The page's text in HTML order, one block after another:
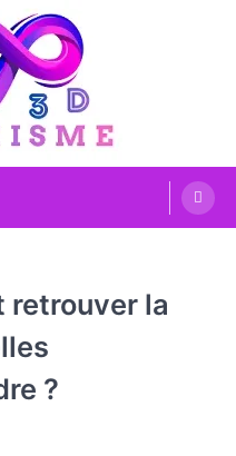
retrouver la
?